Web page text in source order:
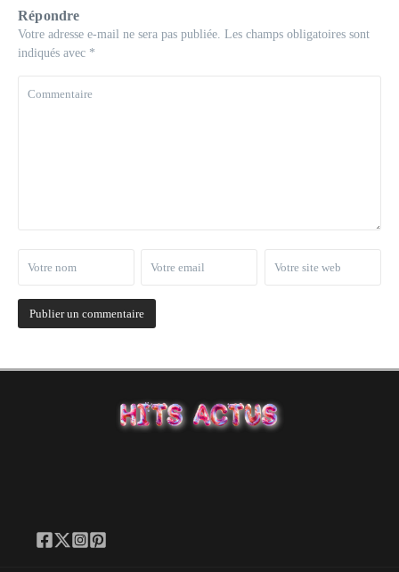
Répondre
Votre adresse e-mail ne sera pas publiée. Les champs obligatoires sont
indiqués avec *